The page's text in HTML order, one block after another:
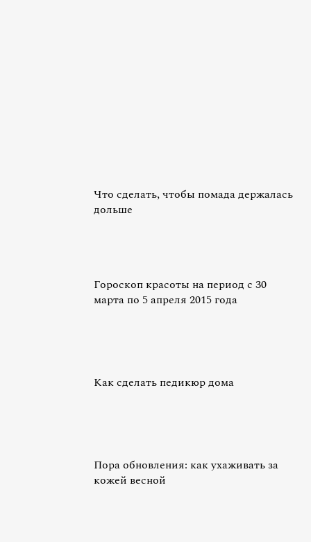
Что сделать, чтобы помада держалась
дольше
Гороскоп красоты на период с 30
марта по 5 апреля 2015 года
Как сделать педикюр дома
Пора обновления: как ухаживать за
кожей весной